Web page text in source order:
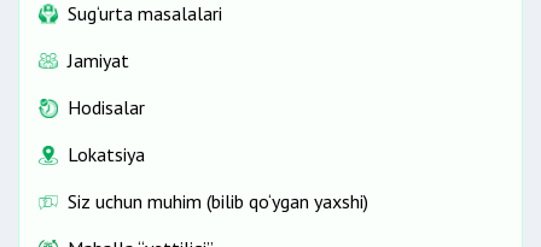
Sug‘urta masalalari
Jamiyat
Hodisalar
Lokatsiya
Siz uchun muhim (bilib qo‘ygan yaxshi)